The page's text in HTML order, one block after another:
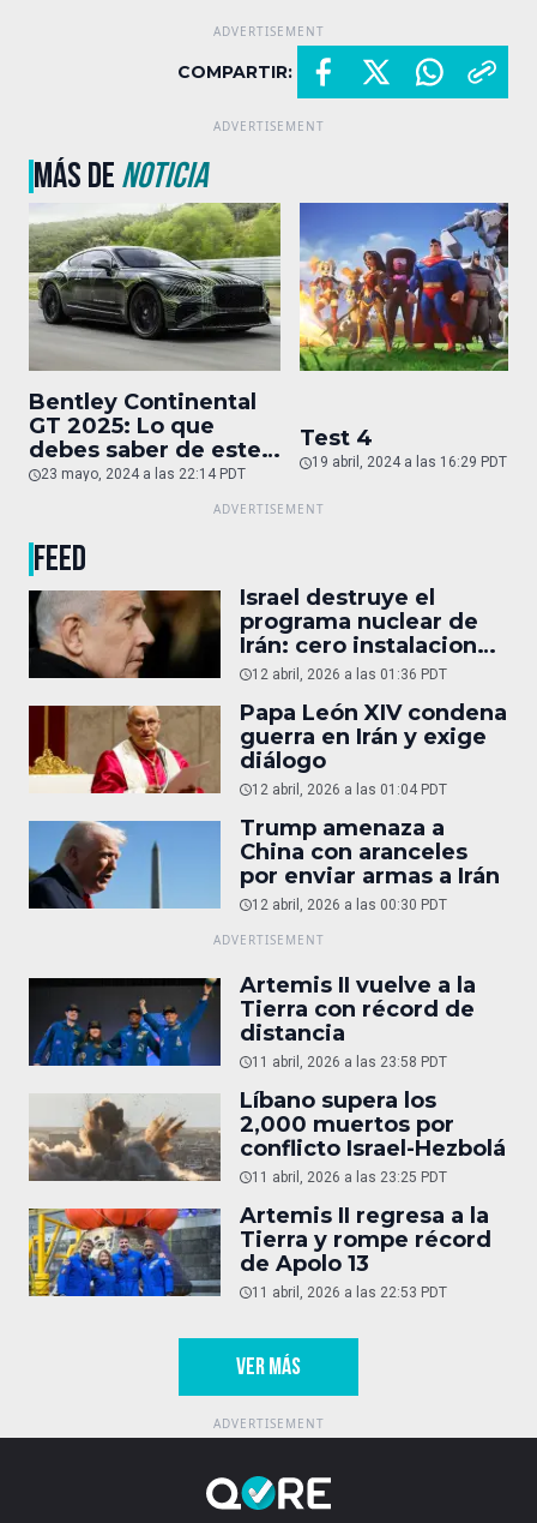
COMPARTIR:
MÁS DENOTICIA
Bentley Continental
GT 2025: Lo que
debes saber de este
auto de superlujo
23 mayo, 2024 a las 22:14 PDT
Test 4
19 abril, 2024 a las 16:29 PDT
FEED
Israel destruye el
programa nuclear de
Irán: cero instalaciones
operativas
12 abril, 2026 a las 01:36 PDT
Papa León XIV condena
guerra en Irán y exige
diálogo
12 abril, 2026 a las 01:04 PDT
Trump amenaza a
China con aranceles
por enviar armas a Irán
12 abril, 2026 a las 00:30 PDT
Artemis II vuelve a la
Tierra con récord de
distancia
11 abril, 2026 a las 23:58 PDT
Líbano supera los
2,000 muertos por
conflicto Israel-Hezbolá
11 abril, 2026 a las 23:25 PDT
Artemis II regresa a la
Tierra y rompe récord
de Apolo 13
11 abril, 2026 a las 22:53 PDT
VER MÁS